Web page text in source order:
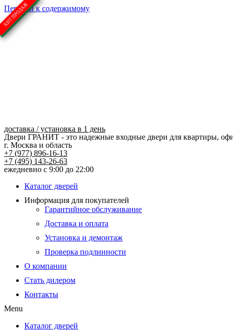
Перейти к содержимому
доставка / установка в 1 день
Двери ГРАНИТ - это надежные входные двери для квартиры,
г. Москва и область
+7 (977) 896-16-13
+7 (495) 143-26-63
ежедневно с 9:00 до 22:00
Каталог дверей
Информация для покупателей
Гарантийное обслуживание
Доставка и оплата
Установка и демонтаж
Проверка подлинности
О компании
Стать дилером
Контакты
Menu
Каталог дверей